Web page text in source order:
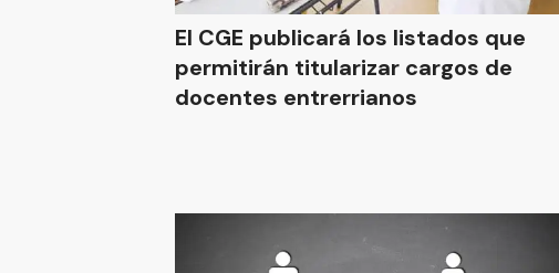
El CGE publicará los listados que
permitirán titularizar cargos de
docentes entrerrianos